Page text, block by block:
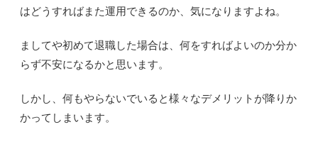
はどうすればまた運用できるのか、気になりますよね。
ましてや初めて退職した場合は、何をすればよいのか分か
らず不安になるかと思います。
しかし、何もやらないでいると様々なデメリットが降りか
かってしまいます。